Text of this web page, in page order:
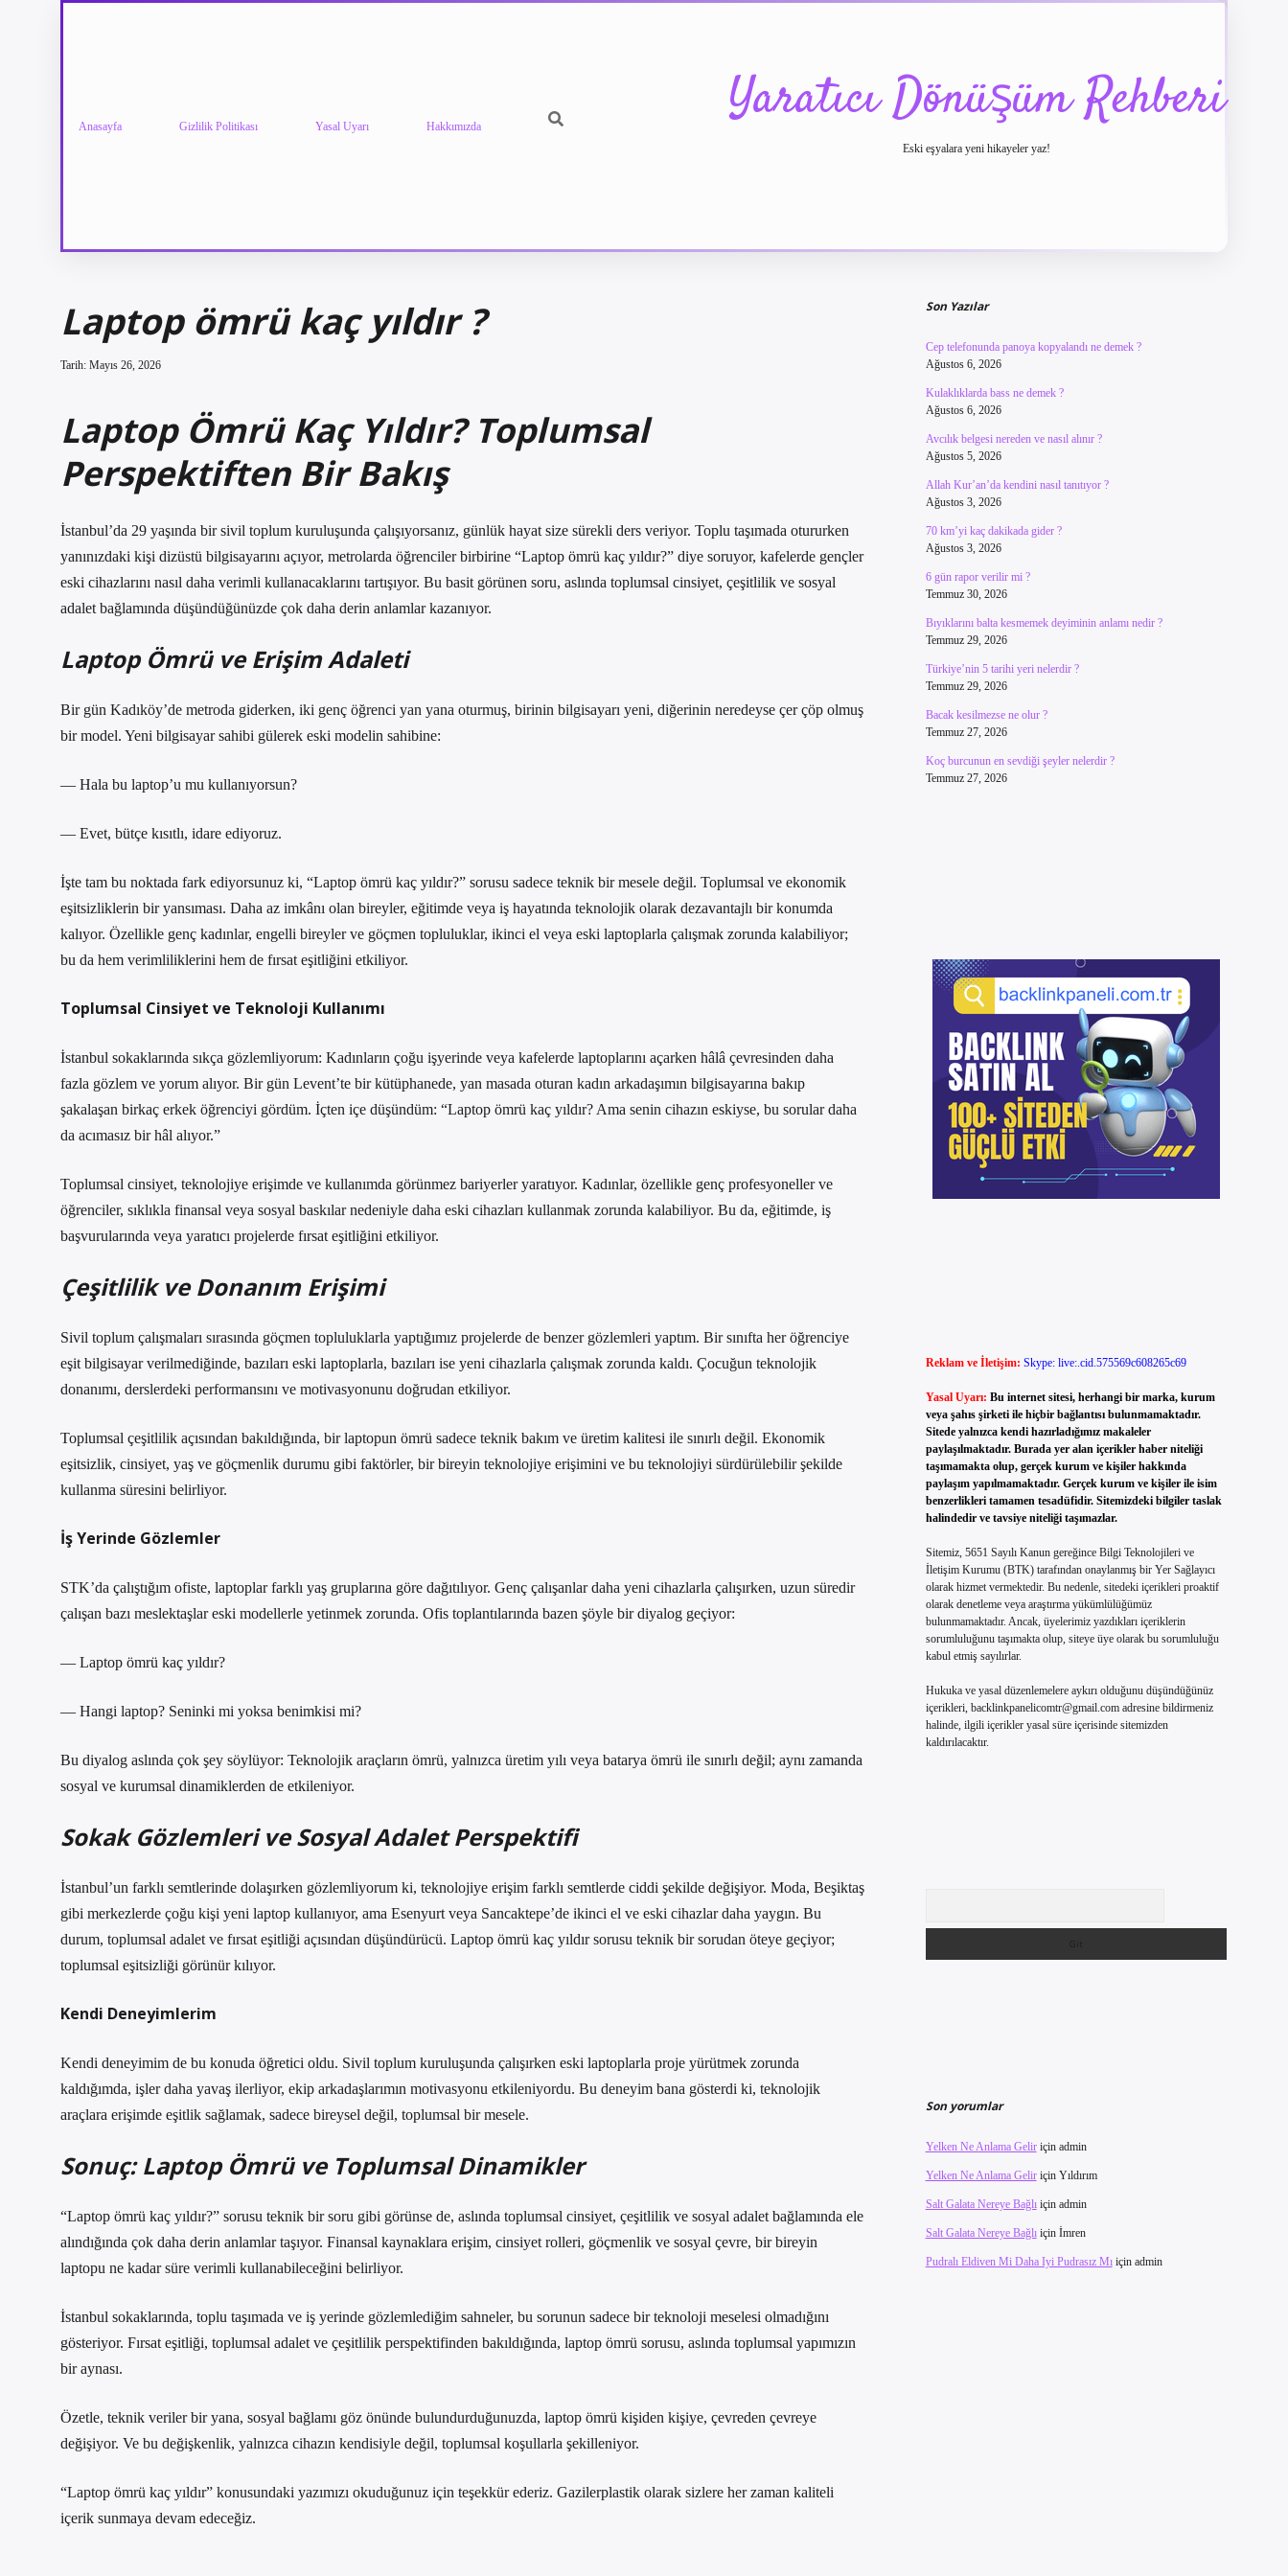
Anasayfa Gizlilik Politikası Yasal Uyarı Hakkımızda Yaratıcı Dönüşüm Rehberi
Eski eşyalara yeni hikayeler yaz!
Laptop ömrü kaç yıldır ?
Tarih: Mayıs 26, 2026
Laptop Ömrü Kaç Yıldır? Toplumsal
Perspektiften Bir Bakış
İstanbul’da 29 yaşında bir sivil toplum kuruluşunda çalışıyorsanız, günlük hayat size sürekli ders veriyor. Toplu taşımada otururken
yanınızdaki kişi dizüstü bilgisayarını açıyor, metrolarda öğrenciler birbirine “Laptop ömrü kaç yıldır?” diye soruyor, kafelerde gençler
eski cihazlarını nasıl daha verimli kullanacaklarını tartışıyor. Bu basit görünen soru, aslında toplumsal cinsiyet, çeşitlilik ve sosyal
adalet bağlamında düşündüğünüzde çok daha derin anlamlar kazanıyor.
Laptop Ömrü ve Erişim Adaleti
Bir gün Kadıköy’de metroda giderken, iki genç öğrenci yan yana oturmuş, birinin bilgisayarı yeni, diğerinin neredeyse çer çöp olmuş
bir model. Yeni bilgisayar sahibi gülerek eski modelin sahibine:
— Hala bu laptop’u mu kullanıyorsun?
— Evet, bütçe kısıtlı, idare ediyoruz.
İşte tam bu noktada fark ediyorsunuz ki, “Laptop ömrü kaç yıldır?” sorusu sadece teknik bir mesele değil. Toplumsal ve ekonomik
eşitsizliklerin bir yansıması. Daha az imkânı olan bireyler, eğitimde veya iş hayatında teknolojik olarak dezavantajlı bir konumda
kalıyor. Özellikle genç kadınlar, engelli bireyler ve göçmen topluluklar, ikinci el veya eski laptoplarla çalışmak zorunda kalabiliyor;
bu da hem verimliliklerini hem de fırsat eşitliğini etkiliyor.
Toplumsal Cinsiyet ve Teknoloji Kullanımı
İstanbul sokaklarında sıkça gözlemliyorum: Kadınların çoğu işyerinde veya kafelerde laptoplarını açarken hâlâ çevresinden daha
fazla gözlem ve yorum alıyor. Bir gün Levent’te bir kütüphanede, yan masada oturan kadın arkadaşımın bilgisayarına bakıp
şakalaşan birkaç erkek öğrenciyi gördüm. İçten içe düşündüm: “Laptop ömrü kaç yıldır? Ama senin cihazın eskiyse, bu sorular daha
da acımasız bir hâl alıyor.”
Toplumsal cinsiyet, teknolojiye erişimde ve kullanımda görünmez bariyerler yaratıyor. Kadınlar, özellikle genç profesyoneller ve
öğrenciler, sıklıkla finansal veya sosyal baskılar nedeniyle daha eski cihazları kullanmak zorunda kalabiliyor. Bu da, eğitimde, iş
başvurularında veya yaratıcı projelerde fırsat eşitliğini etkiliyor.
Çeşitlilik ve Donanım Erişimi
Sivil toplum çalışmaları sırasında göçmen topluluklarla yaptığımız projelerde de benzer gözlemleri yaptım. Bir sınıfta her öğrenciye
eşit bilgisayar verilmediğinde, bazıları eski laptoplarla, bazıları ise yeni cihazlarla çalışmak zorunda kaldı. Çocuğun teknolojik
donanımı, derslerdeki performansını ve motivasyonunu doğrudan etkiliyor.
Toplumsal çeşitlilik açısından bakıldığında, bir laptopun ömrü sadece teknik bakım ve üretim kalitesi ile sınırlı değil. Ekonomik
eşitsizlik, cinsiyet, yaş ve göçmenlik durumu gibi faktörler, bir bireyin teknolojiye erişimini ve bu teknolojiyi sürdürülebilir şekilde
kullanma süresini belirliyor.
İş Yerinde Gözlemler
STK’da çalıştığım ofiste, laptoplar farklı yaş gruplarına göre dağıtılıyor. Genç çalışanlar daha yeni cihazlarla çalışırken, uzun süredir
çalışan bazı meslektaşlar eski modellerle yetinmek zorunda. Ofis toplantılarında bazen şöyle bir diyalog geçiyor:
— Laptop ömrü kaç yıldır?
— Hangi laptop? Seninki mi yoksa benimkisi mi?
Bu diyalog aslında çok şey söylüyor: Teknolojik araçların ömrü, yalnızca üretim yılı veya batarya ömrü ile sınırlı değil; aynı zamanda
sosyal ve kurumsal dinamiklerden de etkileniyor.
Sokak Gözlemleri ve Sosyal Adalet Perspektifi
İstanbul’un farklı semtlerinde dolaşırken gözlemliyorum ki, teknolojiye erişim farklı semtlerde ciddi şekilde değişiyor. Moda, Beşiktaş
gibi merkezlerde çoğu kişi yeni laptop kullanıyor, ama Esenyurt veya Sancaktepe’de ikinci el ve eski cihazlar daha yaygın. Bu
durum, toplumsal adalet ve fırsat eşitliği açısından düşündürücü. Laptop ömrü kaç yıldır sorusu teknik bir sorudan öteye geçiyor;
toplumsal eşitsizliği görünür kılıyor.
Kendi Deneyimlerim
Kendi deneyimim de bu konuda öğretici oldu. Sivil toplum kuruluşunda çalışırken eski laptoplarla proje yürütmek zorunda
kaldığımda, işler daha yavaş ilerliyor, ekip arkadaşlarımın motivasyonu etkileniyordu. Bu deneyim bana gösterdi ki, teknolojik
araçlara erişimde eşitlik sağlamak, sadece bireysel değil, toplumsal bir mesele.
Sonuç: Laptop Ömrü ve Toplumsal Dinamikler
“Laptop ömrü kaç yıldır?” sorusu teknik bir soru gibi görünse de, aslında toplumsal cinsiyet, çeşitlilik ve sosyal adalet bağlamında ele
alındığında çok daha derin anlamlar taşıyor. Finansal kaynaklara erişim, cinsiyet rolleri, göçmenlik ve sosyal çevre, bir bireyin
laptopu ne kadar süre verimli kullanabileceğini belirliyor.
İstanbul sokaklarında, toplu taşımada ve iş yerinde gözlemlediğim sahneler, bu sorunun sadece bir teknoloji meselesi olmadığını
gösteriyor. Fırsat eşitliği, toplumsal adalet ve çeşitlilik perspektifinden bakıldığında, laptop ömrü sorusu, aslında toplumsal yapımızın
bir aynası.
Özetle, teknik veriler bir yana, sosyal bağlamı göz önünde bulundurduğunuzda, laptop ömrü kişiden kişiye, çevreden çevreye
değişiyor. Ve bu değişkenlik, yalnızca cihazın kendisiyle değil, toplumsal koşullarla şekilleniyor.
“Laptop ömrü kaç yıldır” konusundaki yazımızı okuduğunuz için teşekkür ederiz. Gazilerplastik olarak sizlere her zaman kaliteli
içerik sunmaya devam edeceğiz.
Son Yazılar
Cep telefonunda panoya kopyalandı ne demek ?
Ağustos 6, 2026
Kulaklıklarda bass ne demek ?
Ağustos 6, 2026
Avcılık belgesi nereden ve nasıl alınır ?
Ağustos 5, 2026
Allah Kur’an’da kendini nasıl tanıtıyor ?
Ağustos 3, 2026
70 km’yi kaç dakikada gider ?
Ağustos 3, 2026
6 gün rapor verilir mi ?
Temmuz 30, 2026
Bıyıklarını balta kesmemek deyiminin anlamı nedir ?
Temmuz 29, 2026
Türkiye’nin 5 tarihi yeri nelerdir ?
Temmuz 29, 2026
Bacak kesilmezse ne olur ?
Temmuz 27, 2026
Koç burcunun en sevdiği şeyler nelerdir ?
Temmuz 27, 2026
Reklam ve İletişim: Skype: live:.cid.575569c608265c69
Yasal Uyarı: Bu internet sitesi, herhangi bir marka, kurum
veya şahıs şirketi ile hiçbir bağlantısı bulunmamaktadır.
Sitede yalnızca kendi hazırladığımız makaleler
paylaşılmaktadır. Burada yer alan içerikler haber niteliği
taşımamakta olup, gerçek kurum ve kişiler hakkında
paylaşım yapılmamaktadır. Gerçek kurum ve kişiler ile isim
benzerlikleri tamamen tesadüfidir. Sitemizdeki bilgiler taslak
halindedir ve tavsiye niteliği taşımazlar.
Sitemiz, 5651 Sayılı Kanun gereğince Bilgi Teknolojileri ve
İletişim Kurumu (BTK) tarafından onaylanmış bir Yer Sağlayıcı
olarak hizmet vermektedir. Bu nedenle, sitedeki içerikleri proaktif
olarak denetleme veya araştırma yükümlülüğümüz
bulunmamaktadır. Ancak, üyelerimiz yazdıkları içeriklerin
sorumluluğunu taşımakta olup, siteye üye olarak bu sorumluluğu
kabul etmiş sayılırlar.
Hukuka ve yasal düzenlemelere aykırı olduğunu düşündüğünüz
içerikleri, backlinkpanelicomtr@gmail.comadresine bildirmeniz
halinde, ilgili içerikler yasal süre içerisinde sitemizden
kaldırılacaktır.
Son yorumlar
Yelken Ne Anlama Geliriçin admin
Yelken Ne Anlama Geliriçin Yıldırım
Salt Galata Nereye Bağlıiçin admin
Salt Galata Nereye Bağlıiçin İmren
Pudralı Eldiven Mi Daha Iyi Pudrasız Mıiçin admin